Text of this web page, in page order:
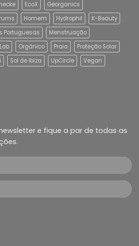
EcoX
Georganics
Homem Hydrophil
K-Beauty
Portuguesas
Menstruação
Orgânico Praia
Proteção Solar
Sol de Ibiza UpCircle
Vegan
e fique a par de todas as